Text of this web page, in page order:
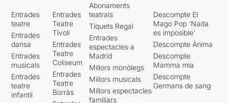
Entrades
teatre
Entrades
dansa
Entrades
musicals
Entrades
teatre
infantil
Entrades
Teatre
Tívoli
Entrades
Teatre
Coliseum
Entrades
Teatre
Borràs
Abonaments
teatrals
Tiquets Regal
Entrades
espectacles a
Madrid
Millors monòlegs
Millors musicals
Millors espectacles
familiars
Descompte El
Mago Pop 'Nada
es imposible'
Descompte Ànima
Descompte
Mamma mia
Descompte
Germans de sang